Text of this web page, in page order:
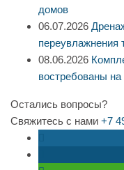
домов
06.07.2026
переувлажнения
08.06.2026
востребованы
Остались вопросы?
Свяжитесь с нами +7